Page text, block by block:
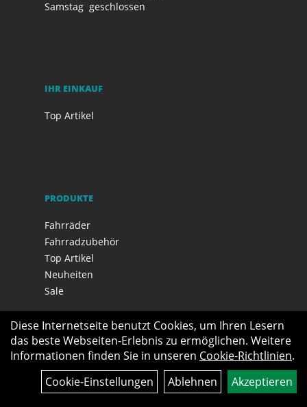
Samstag geschlossen
IHR EINKAUF
Top Artikel
PRODUKTE
Fahrräder
Fahrradzubehör
Top Artikel
Neuheiten
Sale
Diese Internetseite benutzt Cookies, um Ihren Lesern
das beste Webseiten-Erlebnis zu ermöglichen. Weitere
Informationen finden Sie in unseren Cookie-Richtlinien.
Cookie-Einstellungen
Ablehnen Akzeptieren